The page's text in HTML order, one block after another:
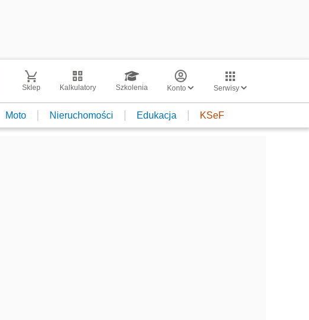
Sklep Kalkulatory Szkolenia Konto Serwisy
Moto Nieruchomości Edukacja KSeF